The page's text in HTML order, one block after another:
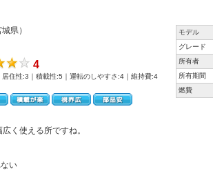
県）
4
住性:3｜積載性:5｜運転のしやすさ:4｜維持費:4
モデル
グレード
所有者
所有期間
燃費
く使える所ですね。
い